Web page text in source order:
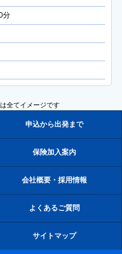
分
全てイメージです
申込から出発まで
保険加入案内
会社概要・採用情報
よくあるご質問
サイトマップ